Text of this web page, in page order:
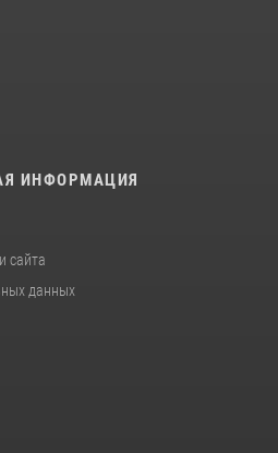
ИНФОРМАЦИЯ
сайта
данных